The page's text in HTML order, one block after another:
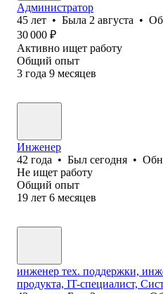
Администратор
45 лет • Была 2 августа •
30 000 ₽
Активно ищет работу
Общий опыт
3 года 9 месяцев
Инженер
42 года • Был сегодня •
Не ищет работу
Общий опыт
19 лет 6 месяцев
инженер тех. поддержки,
продукта, IT-специалист,